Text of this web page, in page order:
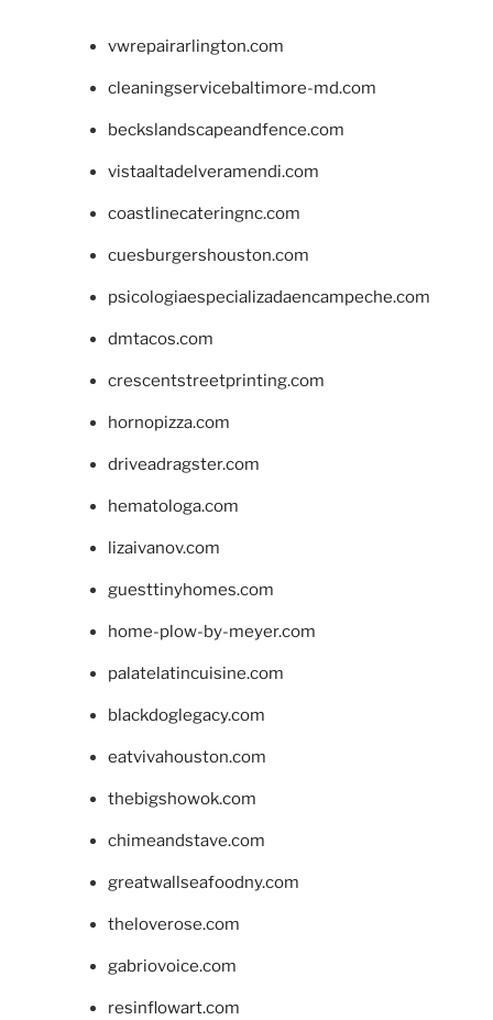
vwrepairarlington.com
cleaningservicebaltimore-md.com
beckslandscapeandfence.com
vistaaltadelveramendi.com
coastlinecateringnc.com
cuesburgershouston.com
psicologiaespecializadaencampeche.com
dmtacos.com
crescentstreetprinting.com
hornopizza.com
driveadragster.com
hematologa.com
lizaivanov.com
guesttinyhomes.com
home-plow-by-meyer.com
palatelatincuisine.com
blackdoglegacy.com
eatvivahouston.com
thebigshowok.com
chimeandstave.com
greatwallseafoodny.com
theloverose.com
gabriovoice.com
resinflowart.com